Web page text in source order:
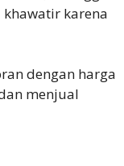
karena
dengan harga
menjual